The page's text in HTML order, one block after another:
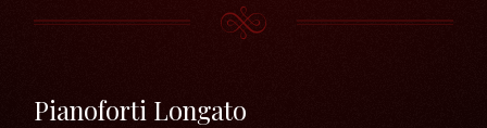
Pianoforti Longato